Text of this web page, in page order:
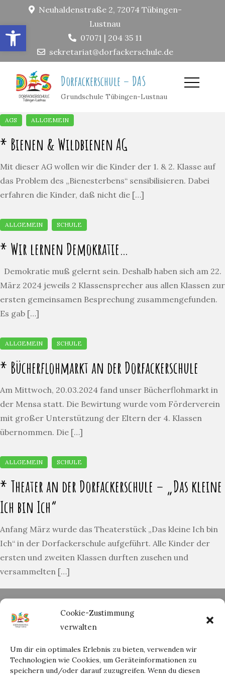
Open toolbar
Cookie-Zustimmung
verwalten
Um dir ein optimales Erlebnis zu bieten, verwenden wir
Technologien wie Cookies, um Geräteinformationen zu
speichern und/oder darauf zuzugreifen. Wenn du diesen
Neuhaldenstraße 2, 72074 Tübingen-
Lustnau
07071 | 204 35 11
sekretariat@dorfackerschule.de
Dorfackerschule – DAS
Grundschule Tübingen-Lustnau
* Bienen & Wildbienen AG
Mit dieser AG wollen wir die Kinder der 1. & 2. Klasse auf
das Problem des „Bienesterbens“ sensibilisieren. Dabei
erfahren die Kinder, daß nicht die […]
* Wir lernen Demokratie…
Demokratie muß gelernt sein. Deshalb haben sich am 22.
März 2024 jeweils 2 Klassensprecher aus allen Klassen zur
ersten gemeinsamen Besprechung zusammengefunden.
Es gab […]
* Bücherflohmarkt an der Dorfackerschule
Am Mittwoch, 20.03.2024 fand unser Bücherflohmarkt in
der Mensa statt. Die Bewirtung wurde vom Förderverein
mit großer Unterstützung der Eltern der 4. Klassen
übernommen. Die […]
* Theater an der Dorfackerschule – „Das kleine
Ich bin Ich“
Anfang März wurde das Theaterstück „Das kleine Ich bin
Ich“ in der Dorfackerschule aufgeführt. Alle Kinder der
ersten und zweiten Klassen durften zusehen und
versammelten […]
Mo-Fr 08:30 – 12:00 Uhr
EMail:sekretariat@dorfackerschule.de
Leitung Kinderzeit (KIZE):